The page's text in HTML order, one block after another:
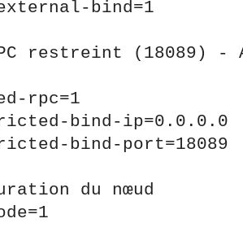
bind=1
restreint (18089) -
rpc=1
bind-ip=0.0.0.0
bind-port=18089
du nœud